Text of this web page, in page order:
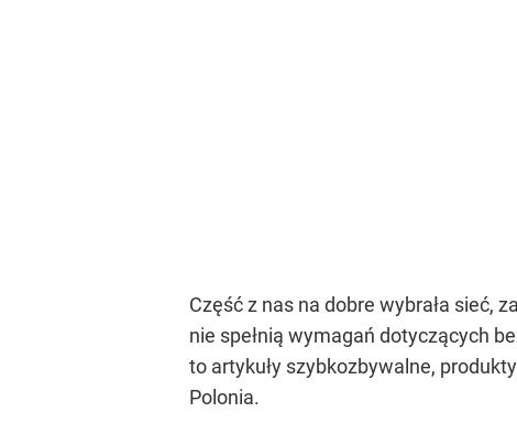
Część z nas na dobre wybrała sieć,
nie spełnią wymagań dotyczących
to artykuły szybkozbywalne,
Polonia.